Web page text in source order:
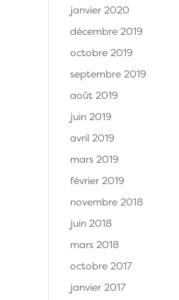
janvier 2020
décembre 2019
octobre 2019
septembre 2019
août 2019
juin 2019
avril 2019
mars 2019
février 2019
novembre 2018
juin 2018
mars 2018
octobre 2017
janvier 2017